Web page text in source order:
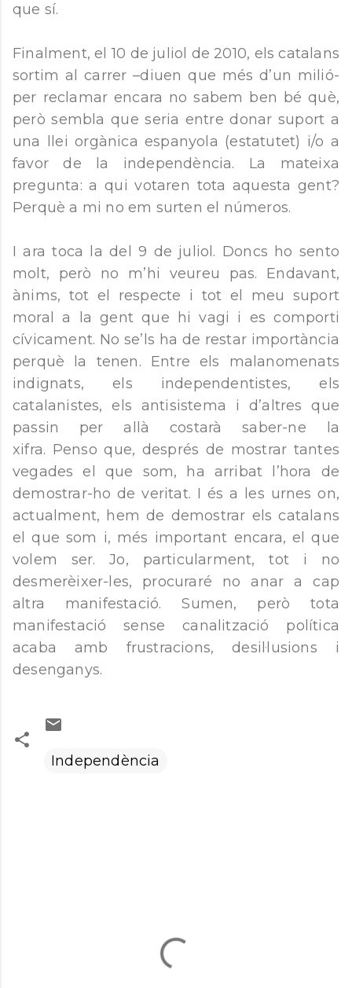
que sí.
Finalment, el 10 de juliol de 2010, els catalans
sortim al carrer –diuen que més d’un milió-
per reclamar encara no sabem ben bé què,
però sembla que seria entre donar suport a
una llei orgànica espanyola (estatutet) i/o a
favor de la independència. La mateixa
pregunta: a qui votaren tota aquesta gent?
Perquè a mi no em surten el números.
I ara toca la del 9 de juliol. Doncs ho sento
molt, però no m’hi veureu pas. Endavant,
ànims, tot el respecte i tot el meu suport
moral a la gent que hi vagi i es comporti
cívicament. No se’ls ha de restar importància
perquè la tenen. Entre els malanomenats
indignats, els independentistes, els
catalanistes, els antisistema i d’altres que
passin per allà costarà saber-ne la
xifra. Penso que, després de mostrar tantes
vegades el que som, ha arribat l’hora de
demostrar-ho de veritat. I és a les urnes on,
actualment, hem de demostrar els catalans
el que som i, més important encara, el que
volem ser. Jo, particularment, tot i no
desmerèixer-les, procuraré no anar a cap
altra manifestació. Sumen, però tota
manifestació sense canalització política
acaba amb frustracions, desil·lusions i
desenganys.
Independència